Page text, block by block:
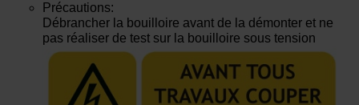
Précautions:
Débrancher la bouilloire avant de la démonter et ne
pas réaliser de test sur la bouilloire sous tension